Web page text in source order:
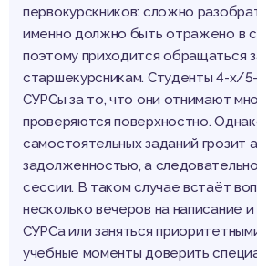
первокурскников: сложно
именно должно быть отражено в
поэтому приходится обращаться
старшекурсникам. Студенты 4-х/
СУРСы за то, что они отнимают
проверяются поверхностно.
самостоятельных заданий грозит
задолженностью, а
сессии. В таком случае встаёт
несколько вечеров на написание
СУРСа или заняться
учебные моменты доверить